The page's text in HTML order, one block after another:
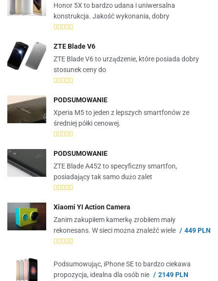
Honor 5X to bardzo udana i uniwersalna
konstrukcja. Jakość wykonania, dobry
ZTE Blade V6
ZTE Blade V6 to urządzenie, które posiada dobry
stosunek ceny do
PODSUMOWANIE
Xperia M5 to jeden z lepszych smartfonów ze
średniej półki cenowej.
PODSUMOWANIE
ZTE Blade A452 to specyficzny smartfon,
posiadający tak samo dużo zalet
Xiaomi YI Action Camera
Zanim zakupiłem kamerkę zrobiłem mały
rekonesans. W sieci można znaleźć wiele
449 PLN
Podsumowując, iPhone SE to bardzo ciekawa
propozycja, idealna dla osób nie
2149 PLN